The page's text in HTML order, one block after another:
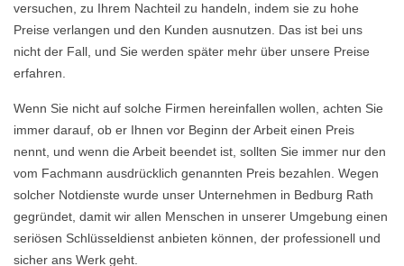
versuchen, zu Ihrem Nachteil zu handeln, indem sie zu hohe
Preise verlangen und den Kunden ausnutzen. Das ist bei uns
nicht der Fall, und Sie werden später mehr über unsere Preise
erfahren.
Wenn Sie nicht auf solche Firmen hereinfallen wollen, achten Sie
immer darauf, ob er Ihnen vor Beginn der Arbeit einen Preis
nennt, und wenn die Arbeit beendet ist, sollten Sie immer nur den
vom Fachmann ausdrücklich genannten Preis bezahlen. Wegen
solcher Notdienste wurde unser Unternehmen in Bedburg Rath
gegründet, damit wir allen Menschen in unserer Umgebung einen
seriösen Schlüsseldienst anbieten können, der professionell und
sicher ans Werk geht.